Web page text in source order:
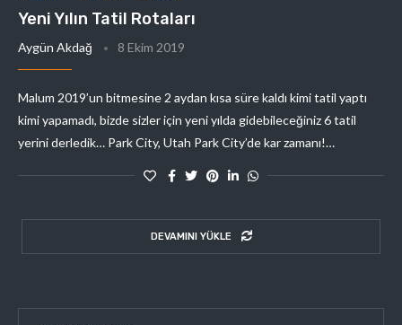
Yeni Yılın Tatil Rotaları
Aygün Akdağ 8 Ekim 2019
Malum 2019’un bitmesine 2 aydan kısa süre kaldı kimi tatil yaptı
kimi yapamadı, bizde sizler için yeni yılda gidebileceğiniz 6 tatil
yerini derledik… Park City, Utah Park City’de kar zamanı!…
DEVAMINI YÜKLE